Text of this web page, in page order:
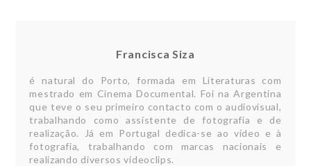
Francisca Siza
é natural do Porto, formada em Literaturas com
mestrado em Cinema Documental. Foi na Argentina
que teve o seu primeiro contacto com o audiovisual,
trabalhando como assistente de fotografia e de
realização. Já em Portugal dedica-se ao vídeo e à
fotografia, trabalhando com marcas nacionais e
realizando diversos videoclips.